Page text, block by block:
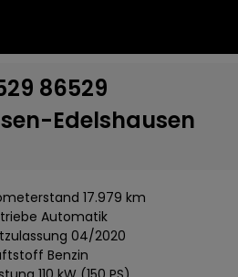
86529
Edelshausen
17.979 km
Automatik
04/2020
Benzin